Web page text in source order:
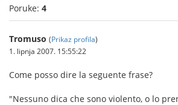
Poruke: 4
Tromuso (Prikaz profila)
1. lipnja 2007. 15:55:22
Come posso dire la seguente frase?
"Nessuno dica che sono violento, o lo